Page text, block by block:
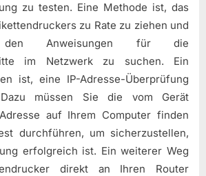
zu testen. Eine Methode ist, das
zu Rate zu ziehen und
Anweisungen für die
im Netzwerk zu suchen. Ein
ist, eine IP-Adresse-Überprüfung
müssen Sie die vom Gerät
auf Ihrem Computer finden
durchführen, um sicherzustellen,
erfolgreich ist. Ein weiterer Weg
direkt an Ihren Router